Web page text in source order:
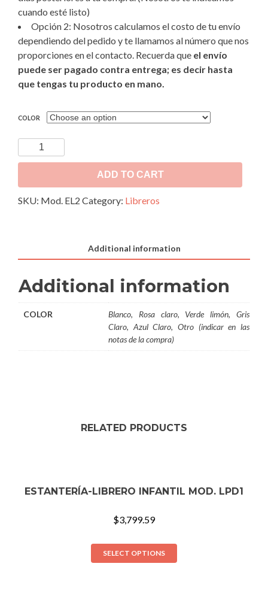
cuando esté listo)
Opción 2: Nosotros calculamos el costo de tu envío
dependiendo del pedido y te llamamos al número que nos
proporciones en el contacto. Recuerda que el envío
puede ser pagado contra entrega; es decir hasta
que tengas tu producto en mano.
COLOR
Estantería
Librero
EL2
quantity
ADD TO CART
SKU: Mod. EL2 Category: Libreros
Additional information
Additional information
COLOR
Blanco, Rosa claro, Verde limón, Gris
Claro, Azul Claro, Otro (indicar en las
notas de la compra)
RELATED PRODUCTS
ESTANTERÍA-LIBRERO INFANTIL MOD. LPD1
$3,799.59
SELECT OPTIONS